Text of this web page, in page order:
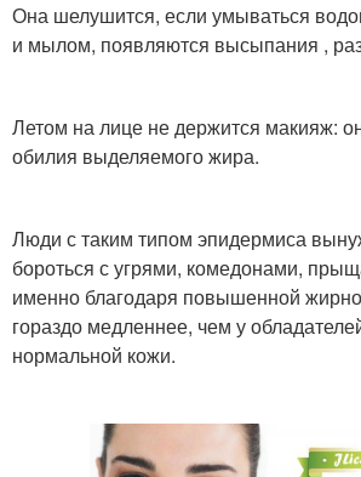
Она шелушится, если умываться
и мылом, появляются высыпания ,
Летом на лице не держится макияж:
обилия выделяемого жира.
Люди с таким типом эпидермиса
бороться с угрями, комедонами,
именно благодаря повышенной
гораздо медленнее, чем у
нормальной кожи.